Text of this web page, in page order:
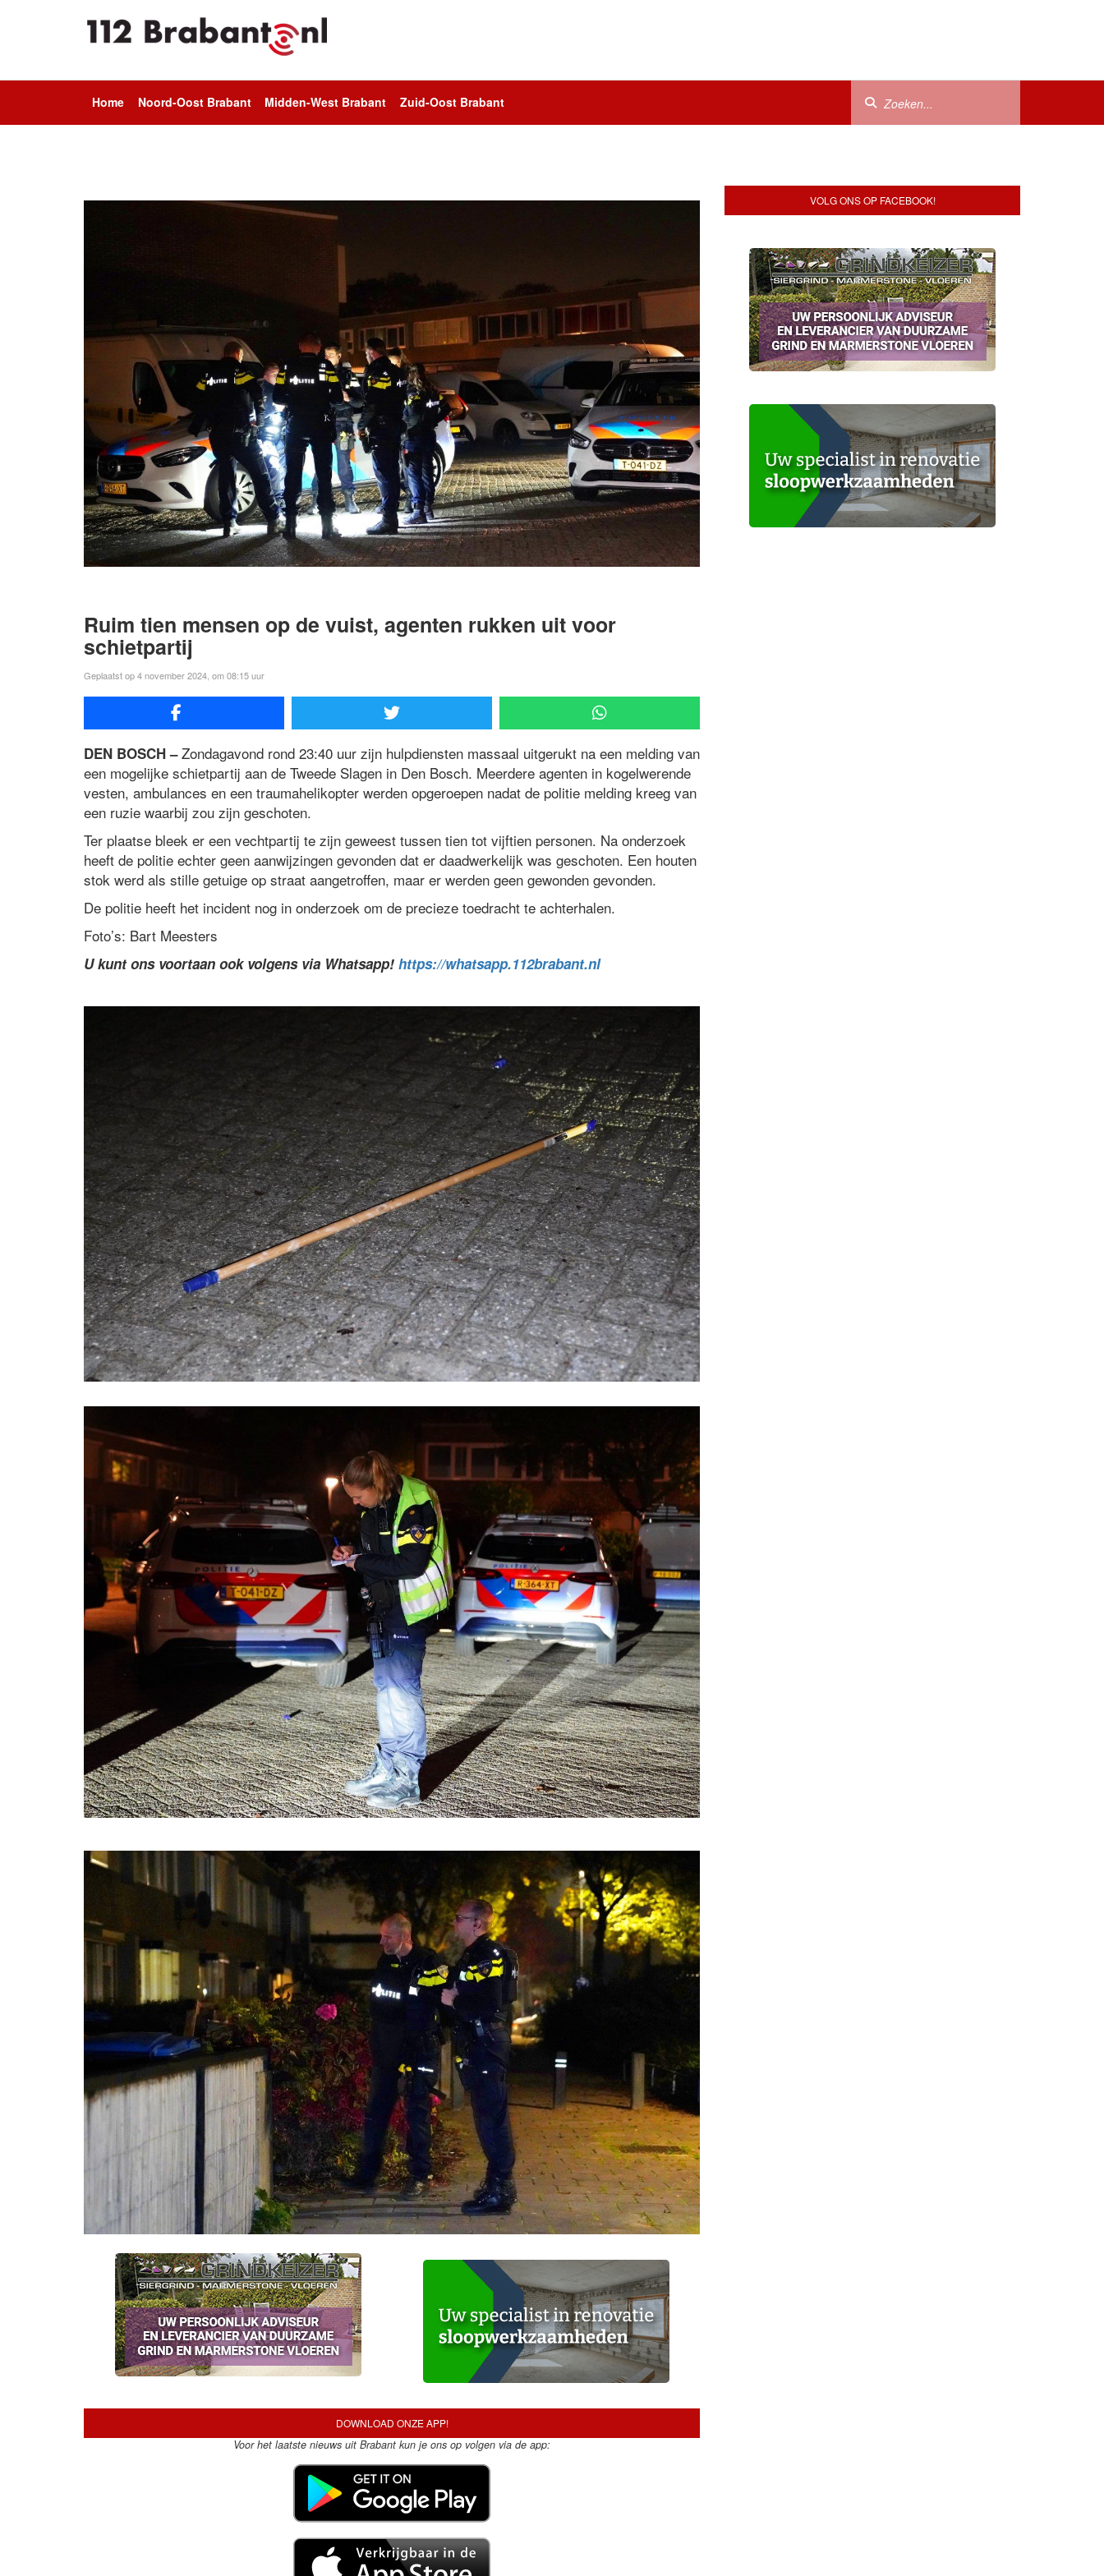
Home Noord-Oost Brabant Midden-West Brabant Zuid-Oost Brabant
Ruim tien mensen op de vuist, agenten rukken uit voor
schietpartij
Geplaatst op 4 november 2024, om 08:15 uur
DEN BOSCH –Zondagavond rond 23:40 uur zijn hulpdiensten massaal uitgerukt na een melding van
een mogelijke schietpartij aan de Tweede Slagen in Den Bosch. Meerdere agenten in kogelwerende
vesten, ambulances en een traumahelikopter werden opgeroepen nadat de politie melding kreeg van
een ruzie waarbij zou zijn geschoten.
Ter plaatse bleek er een vechtpartij te zijn geweest tussen tien tot vijftien personen. Na onderzoek
heeft de politie echter geen aanwijzingen gevonden dat er daadwerkelijk was geschoten. Een houten
stok werd als stille getuige op straat aangetroffen, maar er werden geen gewonden gevonden.
De politie heeft het incident nog in onderzoek om de precieze toedracht te achterhalen.
Foto’s: Bart Meesters
U kunt ons voortaan ook volgens via Whatsapp! https://whatsapp.112brabant.nl
DOWNLOAD ONZE APP!
Voor het laatste nieuws uit Brabant kun je ons op volgen via de app:
VOLG ONS OP FACEBOOK!